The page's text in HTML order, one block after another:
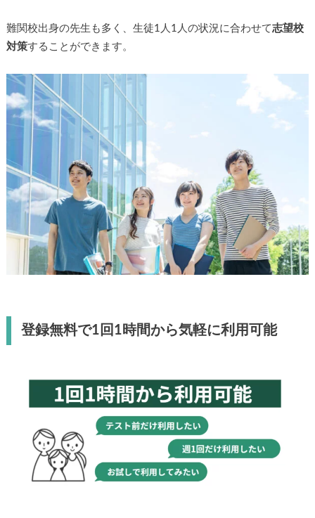
難関校出身の先生も多く、生徒1人1人の状況に合わせて志望校
対策することができます。
登録無料で1回1時間から気軽に利用可能